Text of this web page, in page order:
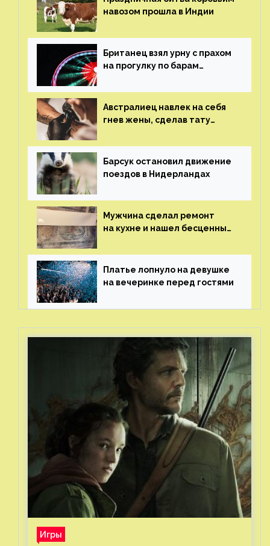
навозом прошла в Индии
Британец взял урну с прахом
на прогулку по барам
Австралиец навлек на себя
гнев жены, сделав тату
Барсук остановил движение
поездов в Нидерландах
Мужчина сделал ремонт
на кухне и нашел бесценные
Платье лопнуло на девушке
на вечеринке перед гостями
Игры